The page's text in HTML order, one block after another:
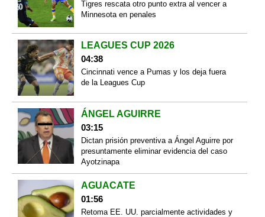
Tigres rescata otro punto extra al vencer a
Minnesota en penales
LEAGUES CUP 2026
04:38
Cincinnati vence a Pumas y los deja fuera
de la Leagues Cup
ÁNGEL AGUIRRE
03:15
Dictan prisión preventiva a Ángel Aguirre por
presuntamente eliminar evidencia del caso
Ayotzinapa
AGUACATE
01:56
Retoma EE. UU. parcialmente actividades y